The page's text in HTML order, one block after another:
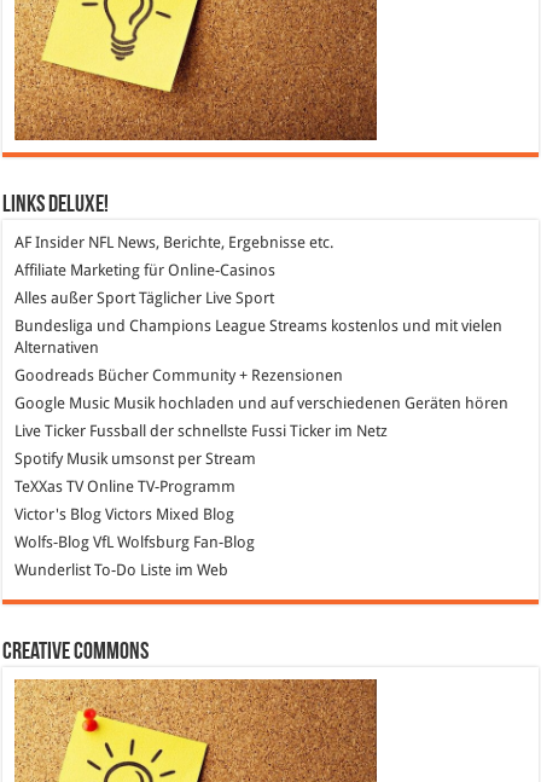
Links DeLuXe!
AF Insider NFL News, Berichte, Ergebnisse etc.
Affiliate Marketing für Online-Casinos
Alles außer Sport Täglicher Live Sport
Bundesliga und Champions League Streams kostenlos und mit vielen
Alternativen
Goodreads Bücher Community + Rezensionen
Google Music Musik hochladen und auf verschiedenen Geräten hören
Live Ticker Fussball der schnellste Fussi Ticker im Netz
SpotifyMusik umsonst per Stream
TeXXas TVOnline TV-Programm
Victor's Blog Victors Mixed Blog
Wolfs-Blog VfL Wolfsburg Fan-Blog
Wunderlist To-Do Liste im Web
Creative Commons